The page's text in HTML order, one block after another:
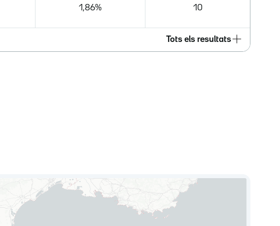
1,86% 10
Tots els resultats